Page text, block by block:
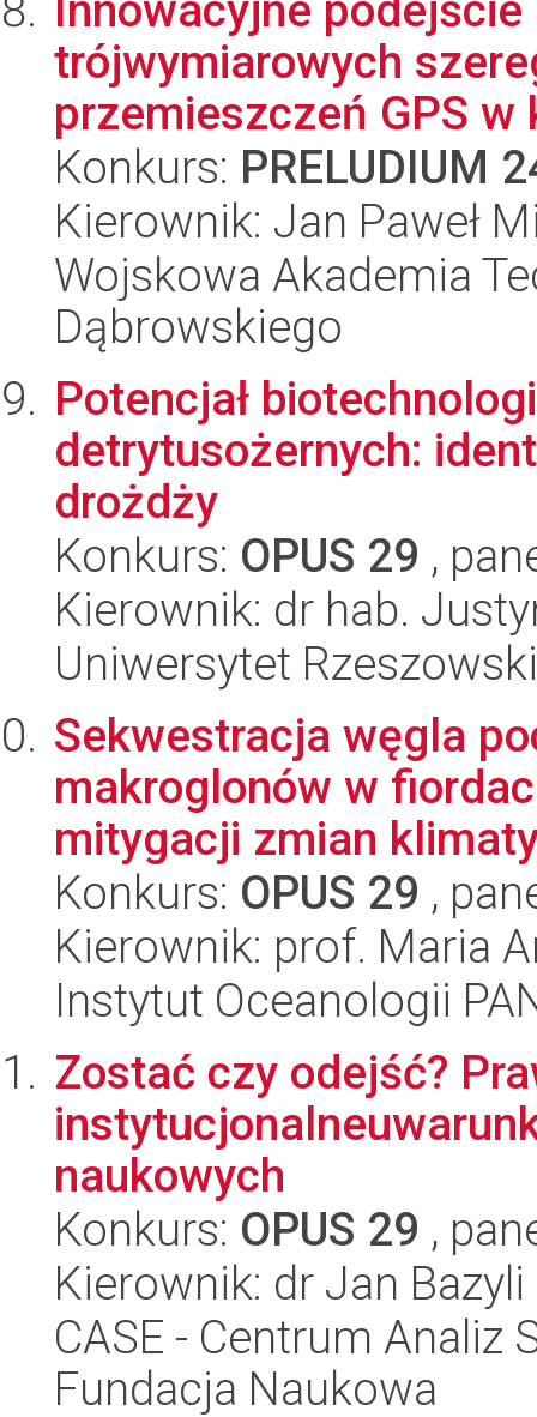
trójwymiarowych
przemieszczeń GPS
Konkurs: PRELUDIUM
Kierownik: Jan Paweł
Wojskowa Akademia
Dąbrowskiego
Potencjał
detrytusożernych:
drożdży
Konkurs: OPUS 29 ,
Kierownik: dr hab.
Uniwersytet Rzeszowski
Sekwestracja węgla
makroglonów w
mitygacji zmian
Konkurs: OPUS 29 ,
Kierownik: prof. Maria
Instytut Oceanologii
Zostać czy odejść?
naukowych
Konkurs: OPUS 29 ,
Kierownik: dr Jan Bazyli
CASE - Centrum Analiz
Fundacja Naukowa